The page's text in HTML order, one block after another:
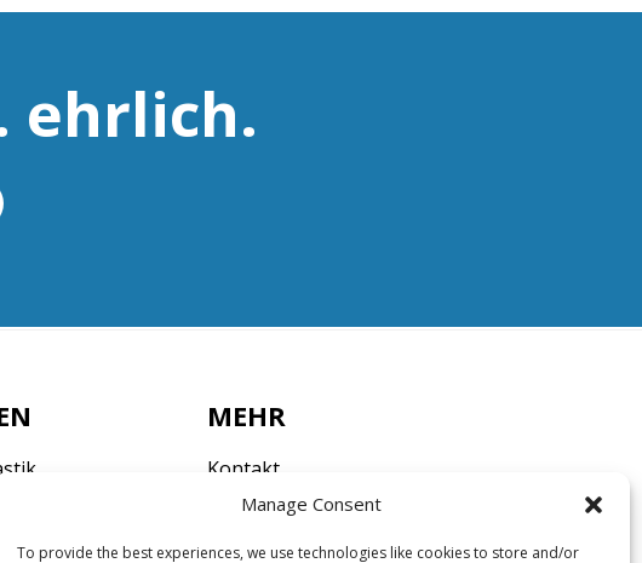
Manage Consent
To provide the best experiences, we use technologies like cookies to store and/or
ehrlich.
MEHR
Kontakt
Impressum